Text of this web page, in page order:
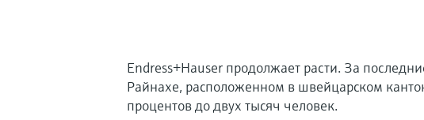
Endress+Hauser продолжает расти. За
Райнахе, расположенном в швейцарском
процентов до двух тысяч человек.